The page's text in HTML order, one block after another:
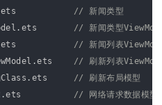
ets
// 新闻类型
. ets
// 新闻类型
ets
// 新闻列表
.ets
// 刷新列表
. ets
// 刷新布局模型
.ets
// 网络请求数据模型